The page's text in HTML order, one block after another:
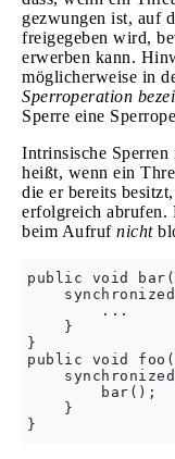
gezwungen ist, auf
freigegeben wird,
erwerben kann.
möglicherweise in
Sperroperation
Sperre eine
Intrinsische Sperren
heißt, wenn ein
die er bereits
erfolgreich abrufen.
beim Aufruf nicht
public void
        ...
    }
}
public void
        bar();
    }